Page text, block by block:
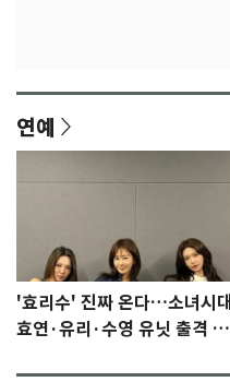
연예
'효리수' 진짜 온다…소녀시대
효연·유리·수영 유닛 출격 [N